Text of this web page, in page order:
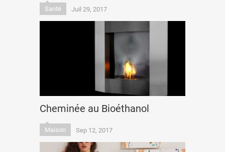
Santé Juil 29, 2017
Cheminée au Bioéthanol
Maison Sep 12, 2017